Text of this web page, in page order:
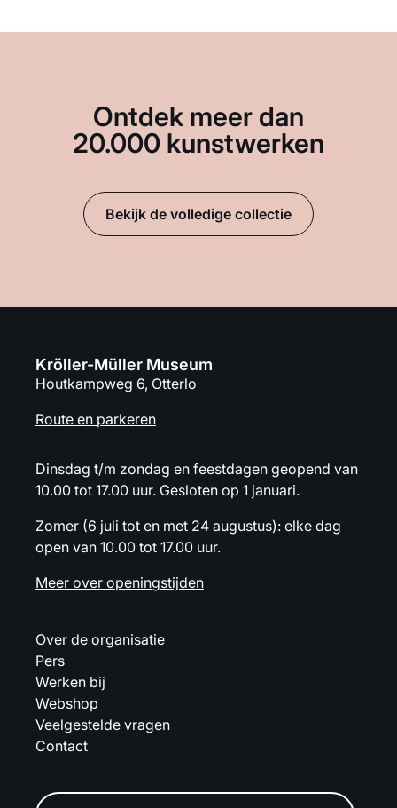
Ontdek meer dan
20.000 kunstwerken
Bekijk de volledige collectie
Kröller-Müller Museum
Houtkampweg 6, Otterlo
Route en parkeren
Dinsdag t/m zondag en feestdagen geopend van
10.00 tot 17.00 uur. Gesloten op 1 januari.
Zomer (6 juli tot en met 24 augustus): elke dag
open van 10.00 tot 17.00 uur.
Meer over openingstijden
Over de organisatie
Pers
Werken bij
Webshop
Veelgestelde vragen
Contact